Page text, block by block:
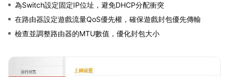
為Switch設定固定IP位址，避免DHCP分配衝突
在路由器設定遊戲流量QoS優先權，確保遊戲封包優先傳輸
檢查並調整路由器的MTU數值，優化封包大小